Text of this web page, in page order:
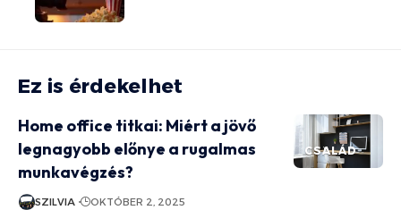
Ez is érdekelhet
CSALÁD
Home office titkai: Miért a jövő
legnagyobb előnye a rugalmas
munkavégzés?
SZILVIA OKTÓBER 2, 2025